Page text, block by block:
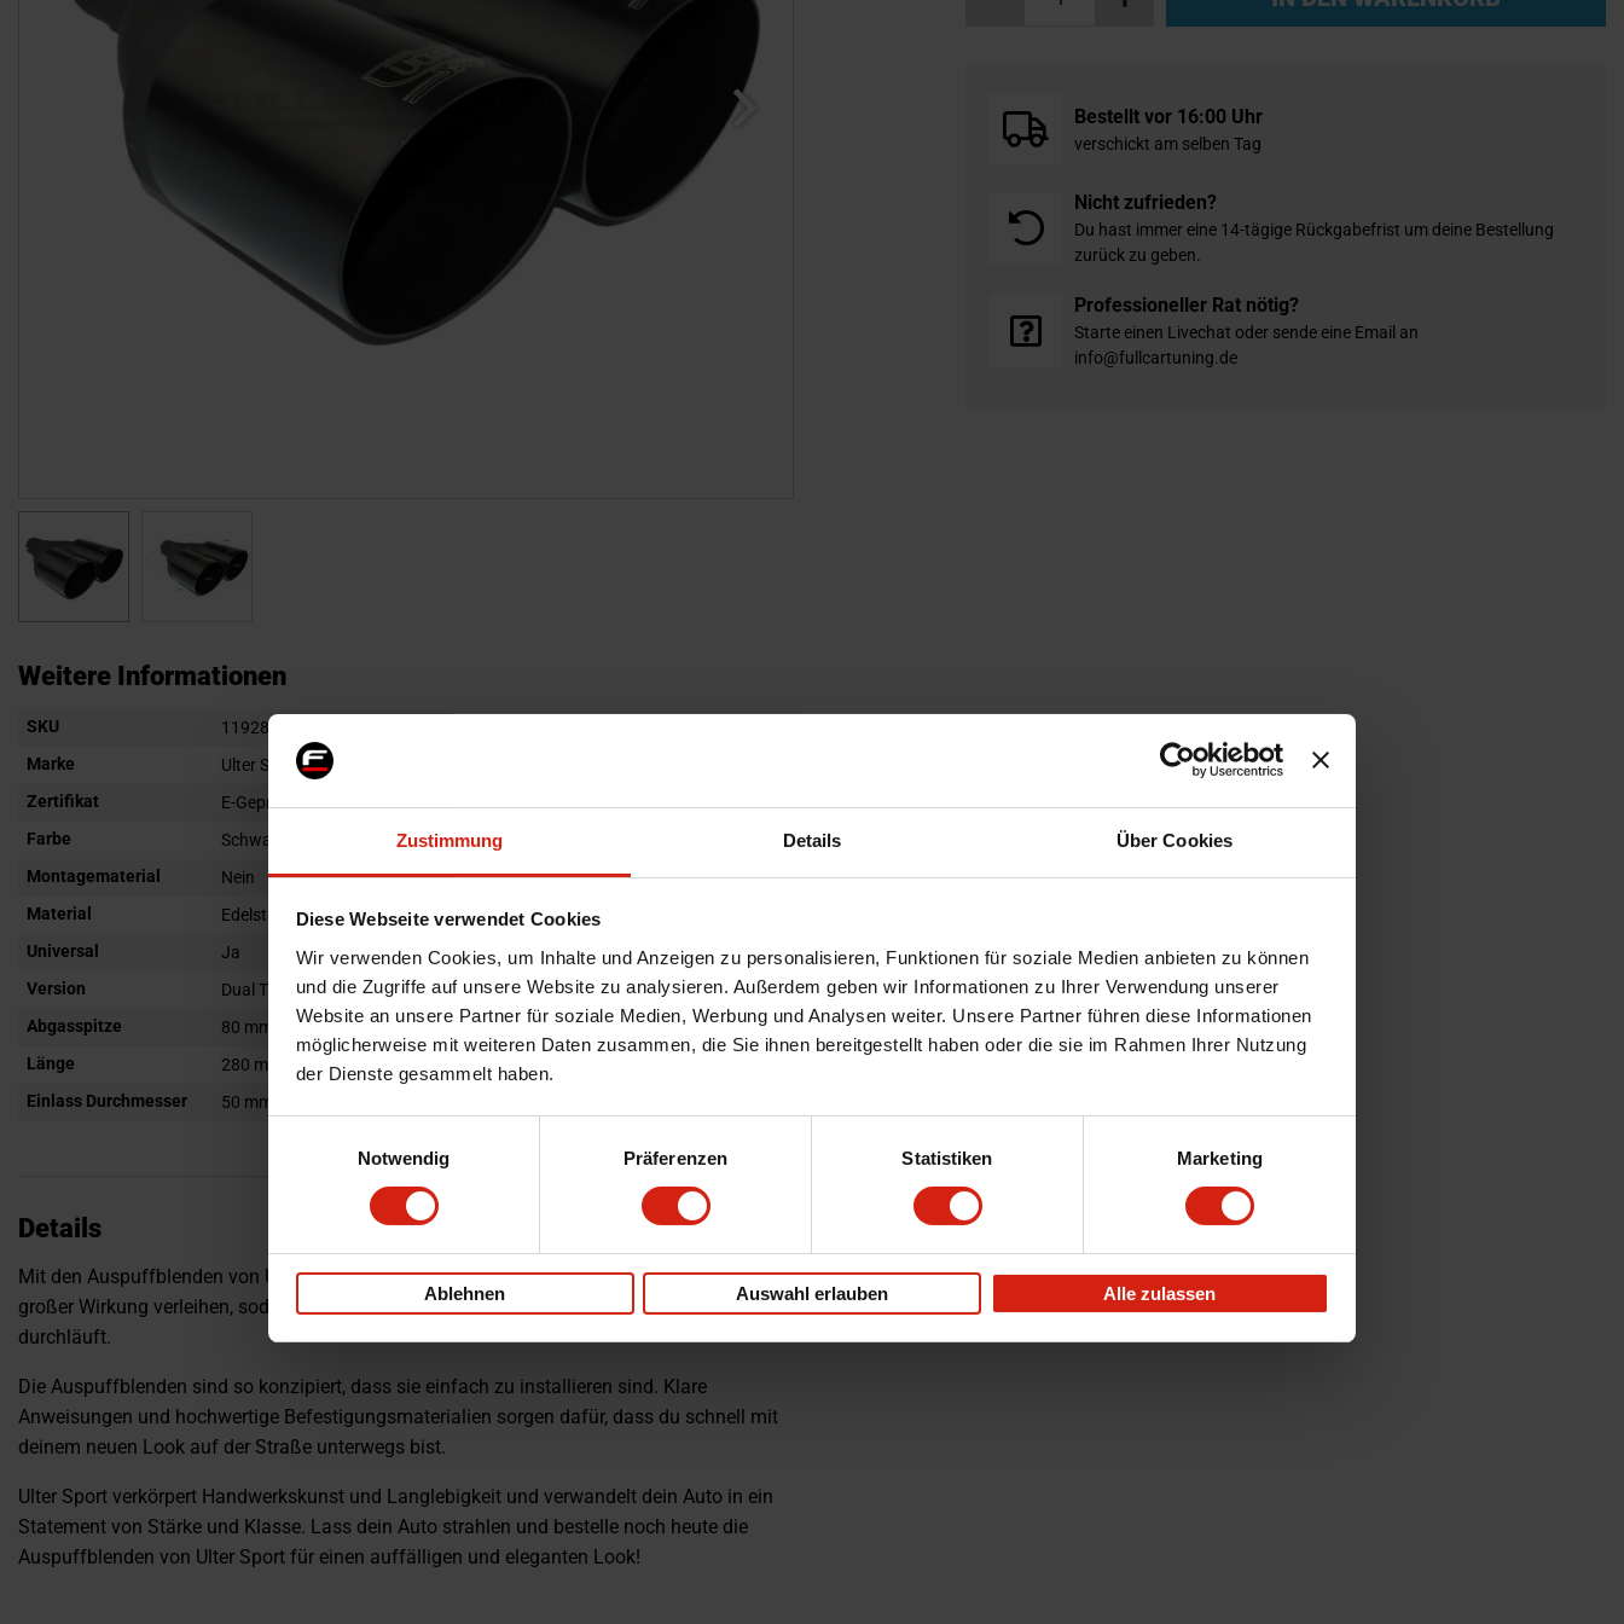
Zustimmung Details Über Cookies
Diese Webseite verwendet Cookies
Wir verwenden Cookies, um Inhalte und Anzeigen zu personalisieren, Funktionen für soziale Medien anbieten zu können
und die Zugriffe auf unsere Website zu analysieren. Außerdem geben wir Informationen zu Ihrer Verwendung unserer
Website an unsere Partner für soziale Medien, Werbung und Analysen weiter. Unsere Partner führen diese Informationen
möglicherweise mit weiteren Daten zusammen, die Sie ihnen bereitgestellt haben oder die sie im Rahmen Ihrer Nutzung
der Dienste gesammelt haben.
Notwendig
Präferenzen Statistiken Marketing
Ablehnen Auswahl erlauben Alle zulassen
Bestellt vor 16:00 Uhr
verschickt am selben Tag
Nicht zufrieden?
Du hast immer eine 14-tägige Rückgabefrist um deine Bestellung
zurück zu geben.
Professioneller Rat nötig?
Starte einen Livechat oder sende eine Email an
info@fullcartuning.de
Anfang
Bildgalerie
springen
Weitere Informationen
Weitere
SKU
119281
Marke
Ulter Sport
Zertifikat
E-Geprüft
Farbe
Schwarz
Montagematerial
Nein
Material
Edelstahl
Universal
Ja
Version
Dual Tip
Abgasspitze
80 mm
Länge
280 mm
Einlass Durchmesser
50 mm
Details
Mit den Auspuffblenden von Ulter Sport kannst du deinem Auto eine kleine Änderung mit
großer Wirkung verleihen, sodass dein Auto sofort auffällt und eine stilvolle Verwandlung
durchläuft.
Die Auspuffblenden sind so konzipiert, dass sie einfach zu installieren sind. Klare
Anweisungen und hochwertige Befestigungsmaterialien sorgen dafür, dass du schnell mit
deinem neuen Look auf der Straße unterwegs bist.
Ulter Sport verkörpert Handwerkskunst und Langlebigkeit und verwandelt dein Auto in ein
Statement von Stärke und Klasse. Lass dein Auto strahlen und bestelle noch heute die
Auspuffblenden von Ulter Sport für einen auffälligen und eleganten Look!